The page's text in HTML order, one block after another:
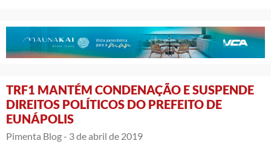
TRF1 MANTÉM CONDENAÇÃO E SUSPENDE
DIREITOS POLÍTICOS DO PREFEITO DE
EUNÁPOLIS
Pimenta Blog - 3 de abril de 2019